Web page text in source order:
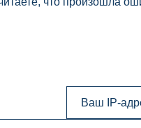
Ваш IP-